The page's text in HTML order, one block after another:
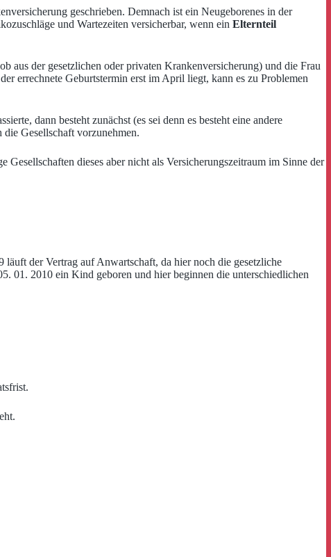
geschrieben. Demnach ist ein Neugeborenes in der
und Wartezeiten versicherbar, wenn ein Elternteil
aus der gesetzlichen oder privaten Krankenversicherung) und die Frau
errechnete Geburtstermin erst im April liegt, kann es zu Problemen
dann besteht zunächst (es sei denn es besteht eine andere
Gesellschaft vorzunehmen.
dieses aber nicht als Versicherungszeitraum im Sinne der
der Vertrag auf Anwartschaft, da hier noch die gesetzliche
01. 2010 ein Kind geboren und hier beginnen die unterschiedlichen